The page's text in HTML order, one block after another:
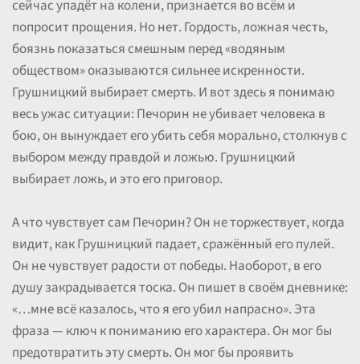
сейчас упадёт на колени, признается во всём и
попросит прощения. Но нет. Гордость, ложная честь,
боязнь показаться смешным перед «водяным
обществом» оказываются сильнее искренности.
Грушницкий выбирает смерть. И вот здесь я понимаю
весь ужас ситуации: Печорин не убивает человека в
бою, он вынуждает его убить себя морально, столкнув с
выбором между правдой и ложью. Грушницкий
выбирает ложь, и это его приговор.
А что чувствует сам Печорин? Он не торжествует, когда
видит, как Грушницкий падает, сражённый его пулей.
Он не чувствует радости от победы. Наоборот, в его
душу закрадывается тоска. Он пишет в своём дневнике:
«…мне всё казалось, что я его убил напрасно». Эта
фраза — ключ к пониманию его характера. Он мог бы
предотвратить эту смерть. Он мог бы проявить